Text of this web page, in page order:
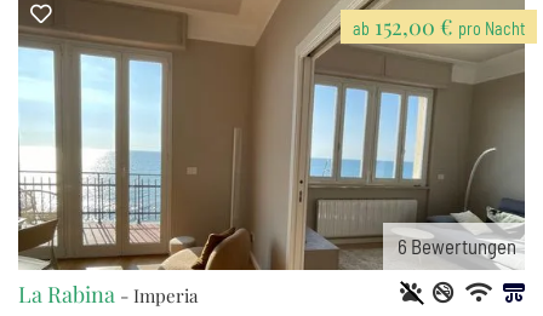
ab 152,00 € pro Nacht
6Bewertungen
La Rabina - Imperia